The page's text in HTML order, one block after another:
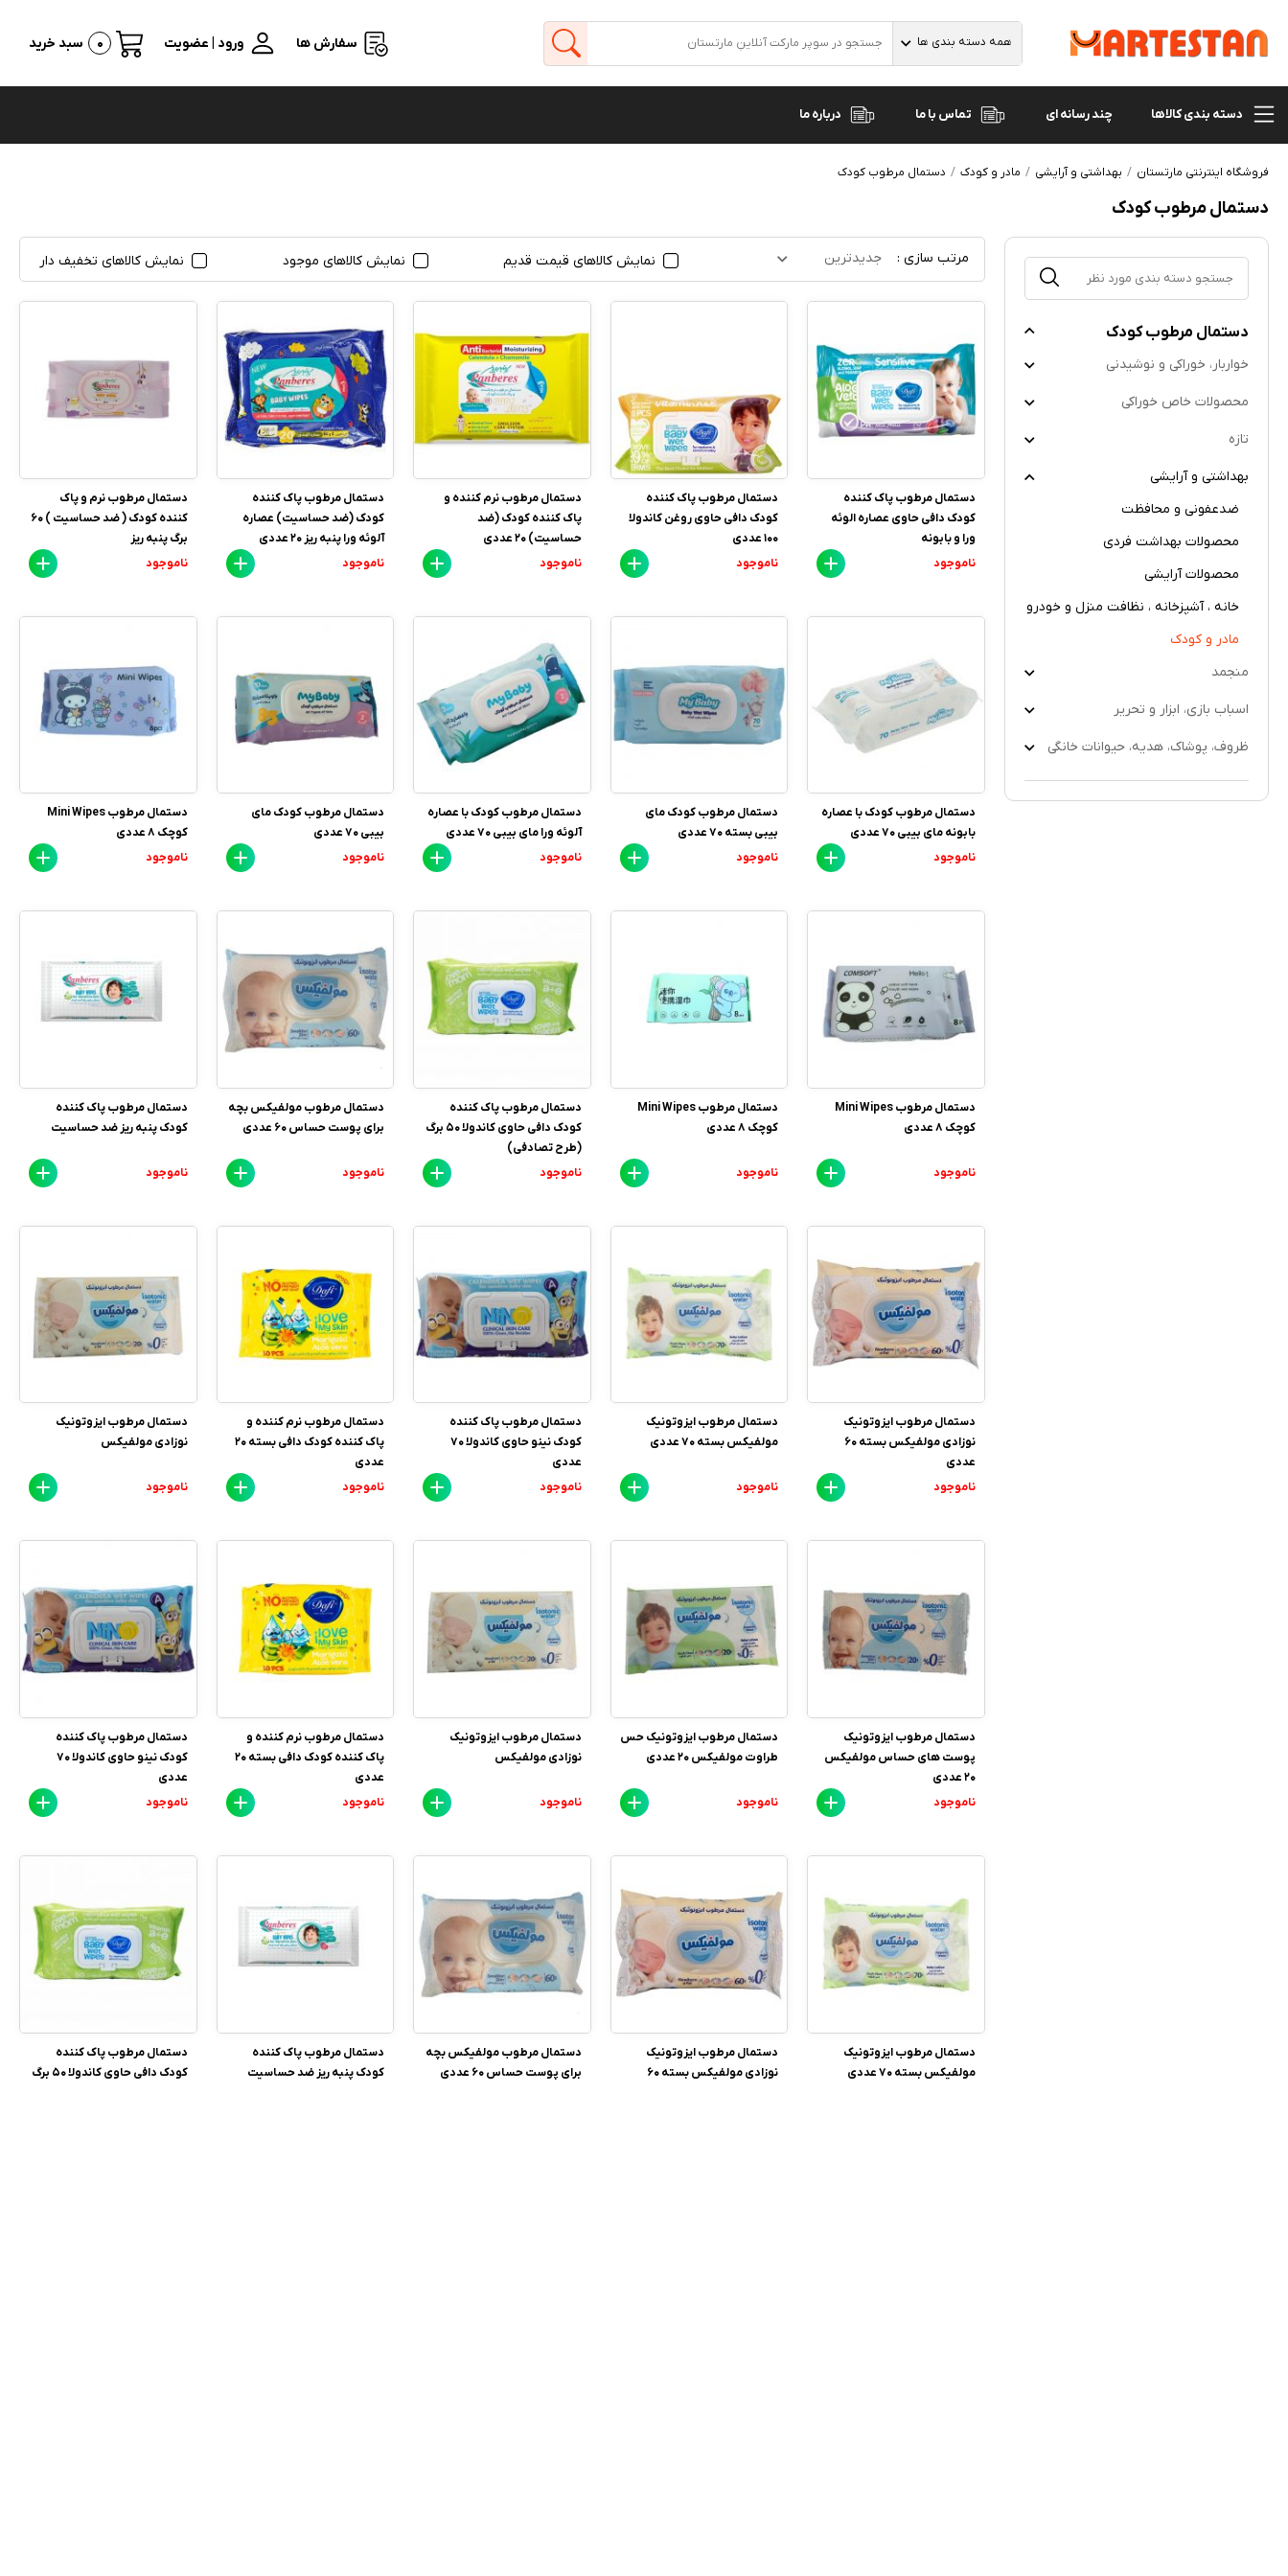
همه دسته بندی ها سفارش ها ورود | عضویت 0 سبد خرید
دسته بندی کالاها چند رسانه ای تماس با ما درباره ما
فروشگاه اینترنتی مارتستان بهداشتی و آرایشی مادر و کودک دستمال مرطوب کودک
دستمال مرطوب کودک
دستمال مرطوب کودک
خواربار، خوراکی و نوشیدنی
محصولات خاص خوراکی
تازه
بهداشتی و آرایشی
ضدعفونی و محافظت
محصولات بهداشت فردی
محصولات آرایشی
خانه ، آشپزخانه ، نظافت منزل و خودرو
مادر و کودک
منجمد
اسباب بازی، ابزار و تحریر
ظروف، پوشاک، هدیه، حیوانات خانگی
مرتب سازی : جدیدترین نمایش کالاهای قیمت قدیم نمایش کالاهای موجود نمایش کالاهای تخفیف دار
دستمال مرطوب پاک کننده
کودک دافی حاوی عصاره الوئه
ورا و بابونه
ناموجود
دستمال مرطوب پاک کننده
کودک دافی حاوی روغن کاندولا
100 عددی
ناموجود
دستمال مرطوب نرم کننده و
پاک کننده کودک (ضد
حساسیت) 20 عددی
ناموجود
دستمال مرطوب پاک کننده
کودک (ضد حساسیت) عصاره
آلوئه ورا پنبه ریز 20 عددی
ناموجود
دستمال مرطوب نرم و پاک
کننده کودک ( ضد حساسیت ) 60
برگ پنبه ریز
ناموجود
دستمال مرطوب کودک با عصاره
بابونه مای بیبی 70 عددی
ناموجود
دستمال مرطوب کودک مای
بیبی بسته 70 عددی
ناموجود
دستمال مرطوب کودک با عصاره
آلوئه ورا مای بیبی 70 عددی
ناموجود
دستمال مرطوب کودک مای
بیبی 70 عددی
ناموجود
دستمال مرطوب Mini Wipes
کوچک 8 عددی
ناموجود
دستمال مرطوب Mini Wipes
کوچک 8 عددی
ناموجود
دستمال مرطوب Mini Wipes
کوچک 8 عددی
ناموجود
دستمال مرطوب پاک کننده
کودک دافی حاوی کاندولا 50 برگ
(طرح تصادفی)
ناموجود
دستمال مرطوب مولفیکس بچه
برای پوست حساس 60 عددی
ناموجود
دستمال مرطوب پاک کننده
کودک پنبه ریز ضد حساسیت
ناموجود
دستمال مرطوب ایزوتونیک
نوزادی مولفیکس بسته 60
عددی
ناموجود
دستمال مرطوب ایزوتونیک
مولفیکس بسته 70 عددی
ناموجود
دستمال مرطوب پاک کننده
کودک نینو حاوی کاندولا 70
عددی
ناموجود
دستمال مرطوب نرم کننده و
پاک کننده کودک دافی بسته 20
عددی
ناموجود
دستمال مرطوب ایزوتونیک
نوزادی مولفیکس
ناموجود
دستمال مرطوب ایزوتونیک
پوست های حساس مولفیکس
20 عددی
ناموجود
دستمال مرطوب ایزوتونیک حس
طراوت مولفیکس 20 عددی
ناموجود
دستمال مرطوب ایزوتونیک
نوزادی مولفیکس
ناموجود
دستمال مرطوب نرم کننده و
پاک کننده کودک دافی بسته 20
عددی
ناموجود
دستمال مرطوب پاک کننده
کودک نینو حاوی کاندولا 70
عددی
ناموجود
دستمال مرطوب ایزوتونیک
مولفیکس بسته 70 عددی
دستمال مرطوب ایزوتونیک
نوزادی مولفیکس بسته 60
دستمال مرطوب مولفیکس بچه
برای پوست حساس 60 عددی
دستمال مرطوب پاک کننده
کودک پنبه ریز ضد حساسیت
دستمال مرطوب پاک کننده
کودک دافی حاوی کاندولا 50 برگ